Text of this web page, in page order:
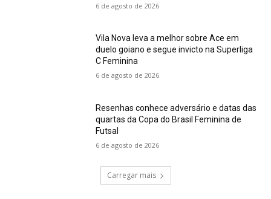
6 de agosto de 2026
Vila Nova leva a melhor sobre Ace em
duelo goiano e segue invicto na Superliga
C Feminina
6 de agosto de 2026
Resenhas conhece adversário e datas das
quartas da Copa do Brasil Feminina de
Futsal
6 de agosto de 2026
Carregar mais